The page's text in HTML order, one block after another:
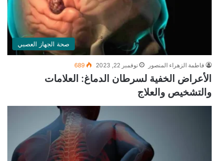
صحة الجهاز العصبي
فاطمة الزهراء المنصور نوفمبر 22, 2023 689
الأعراض الخفية لسرطان الدماغ: العلامات
والتشخيص والعلاج